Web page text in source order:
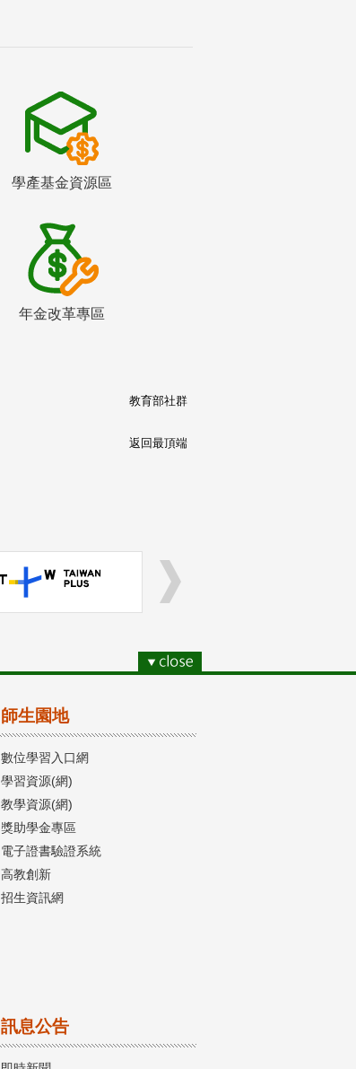
學產基金資源區
年金改革專區
教育部社群
返回最頂端
師生園地
數位學習入口網
學習資源(網)
教學資源(網)
獎助學金專區
電子證書驗證系統
高教創新
招生資訊網
訊息公告